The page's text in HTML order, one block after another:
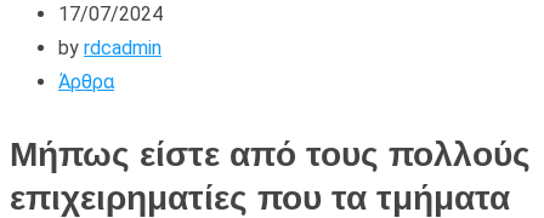
17/07/2024
by rdcadmin
Άρθρα
Μήπως είστε από τους πολλούς
επιχειρηματίες που τα τμήματα